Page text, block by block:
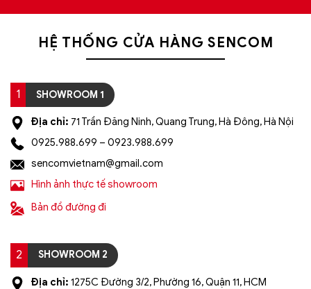
HỆ THỐNG CỬA HÀNG SENCOM
1 SHOWROOM 1
Địa chỉ: 71 Trần Đăng Ninh, Quang Trung, Hà Đông, Hà Nội
0925.988.699 – 0923.988.699
sencomvietnam@gmail.com
Hình ảnh thực tế showroom
Bản đồ đường đi
2 SHOWROOM 2
Địa chỉ: 1275C Đường 3/2, Phường 16, Quận 11, HCM